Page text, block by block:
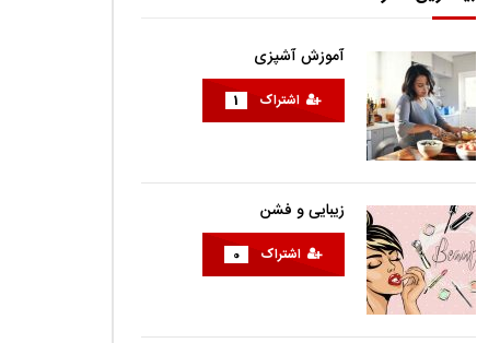
آموزش آشپزی
اشتراک 1
زیبایی و فشن
اشتراک 0